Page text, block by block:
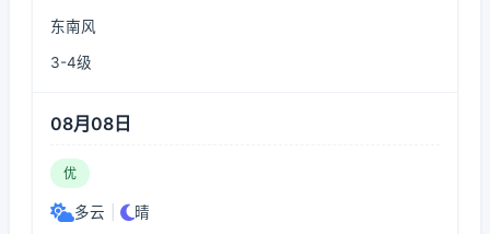
东南风
3-4级
08月08日
优
多云 晴